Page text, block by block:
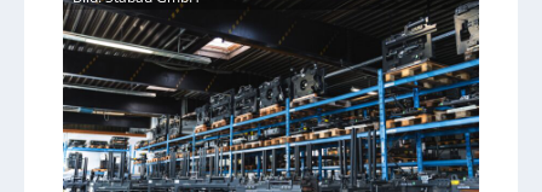
t
e
n
“
a
z
i
t
ä
t
e
n
r
I
n
t
r
a
l
o